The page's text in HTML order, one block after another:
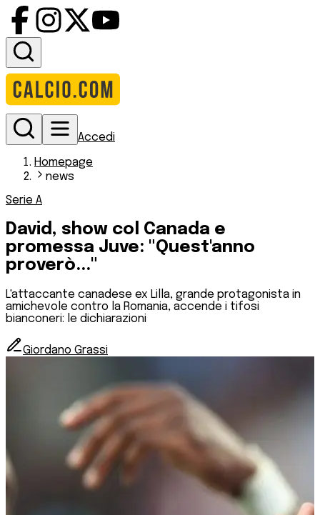
Accedi
Homepage
news
Serie A
David, show col Canada e
promessa Juve: "Quest'anno
proverò..."
L'attaccante canadese ex Lilla, grande protagonista in
amichevole contro la Romania, accende i tifosi
bianconeri: le dichiarazioni
Giordano Grassi